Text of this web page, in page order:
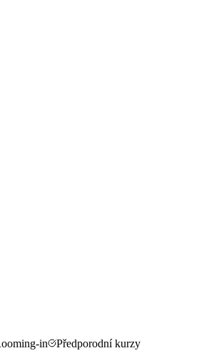
in Předporodní kurzy